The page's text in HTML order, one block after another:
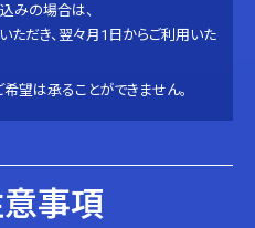
みの場合は、
ただき、翌々月1日からご利用いた
望は承ることができません。
事項